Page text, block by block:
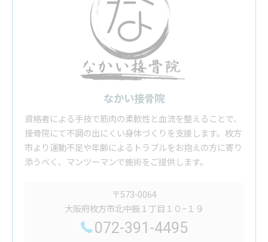
なかい接骨院
資格者による手技で筋肉の柔軟性と血流を整えることで、
接骨院にて不調の出にくい身体づくりを支援します。枚方
市より運動不足や年齢によるトラブルをお抱えの方に寄り
添うべく、マンツーマンで施術をご提供します。
〒573-0064
大阪府枚方市北中振１丁目１０−１９
072-391-4495